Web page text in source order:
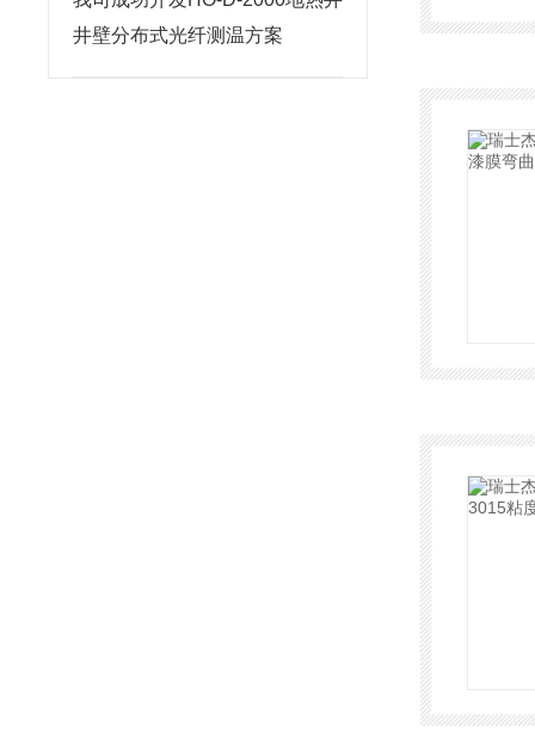
井壁分布式光纤测温方案